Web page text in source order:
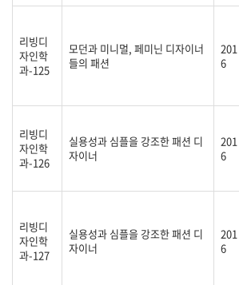
리빙디
자인학
과-125
모던과 미니멀, 페미닌 디자이너
들의 패션
201
6
리빙디
자인학
과-126
실용성과 심플을 강조한 패션 디
자이너
201
6
리빙디
자인학
과-127
실용성과 심플을 강조한 패션 디
자이너
201
6